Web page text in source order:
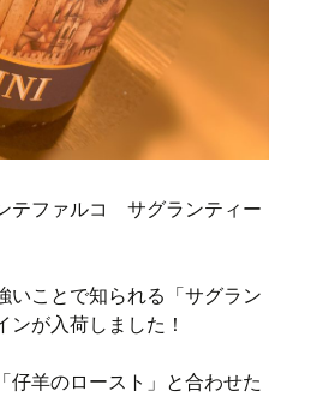
テファルコ サグランティー
いことで知られる「サグラン
ンが入荷しました！
仔羊のロースト」と合わせた